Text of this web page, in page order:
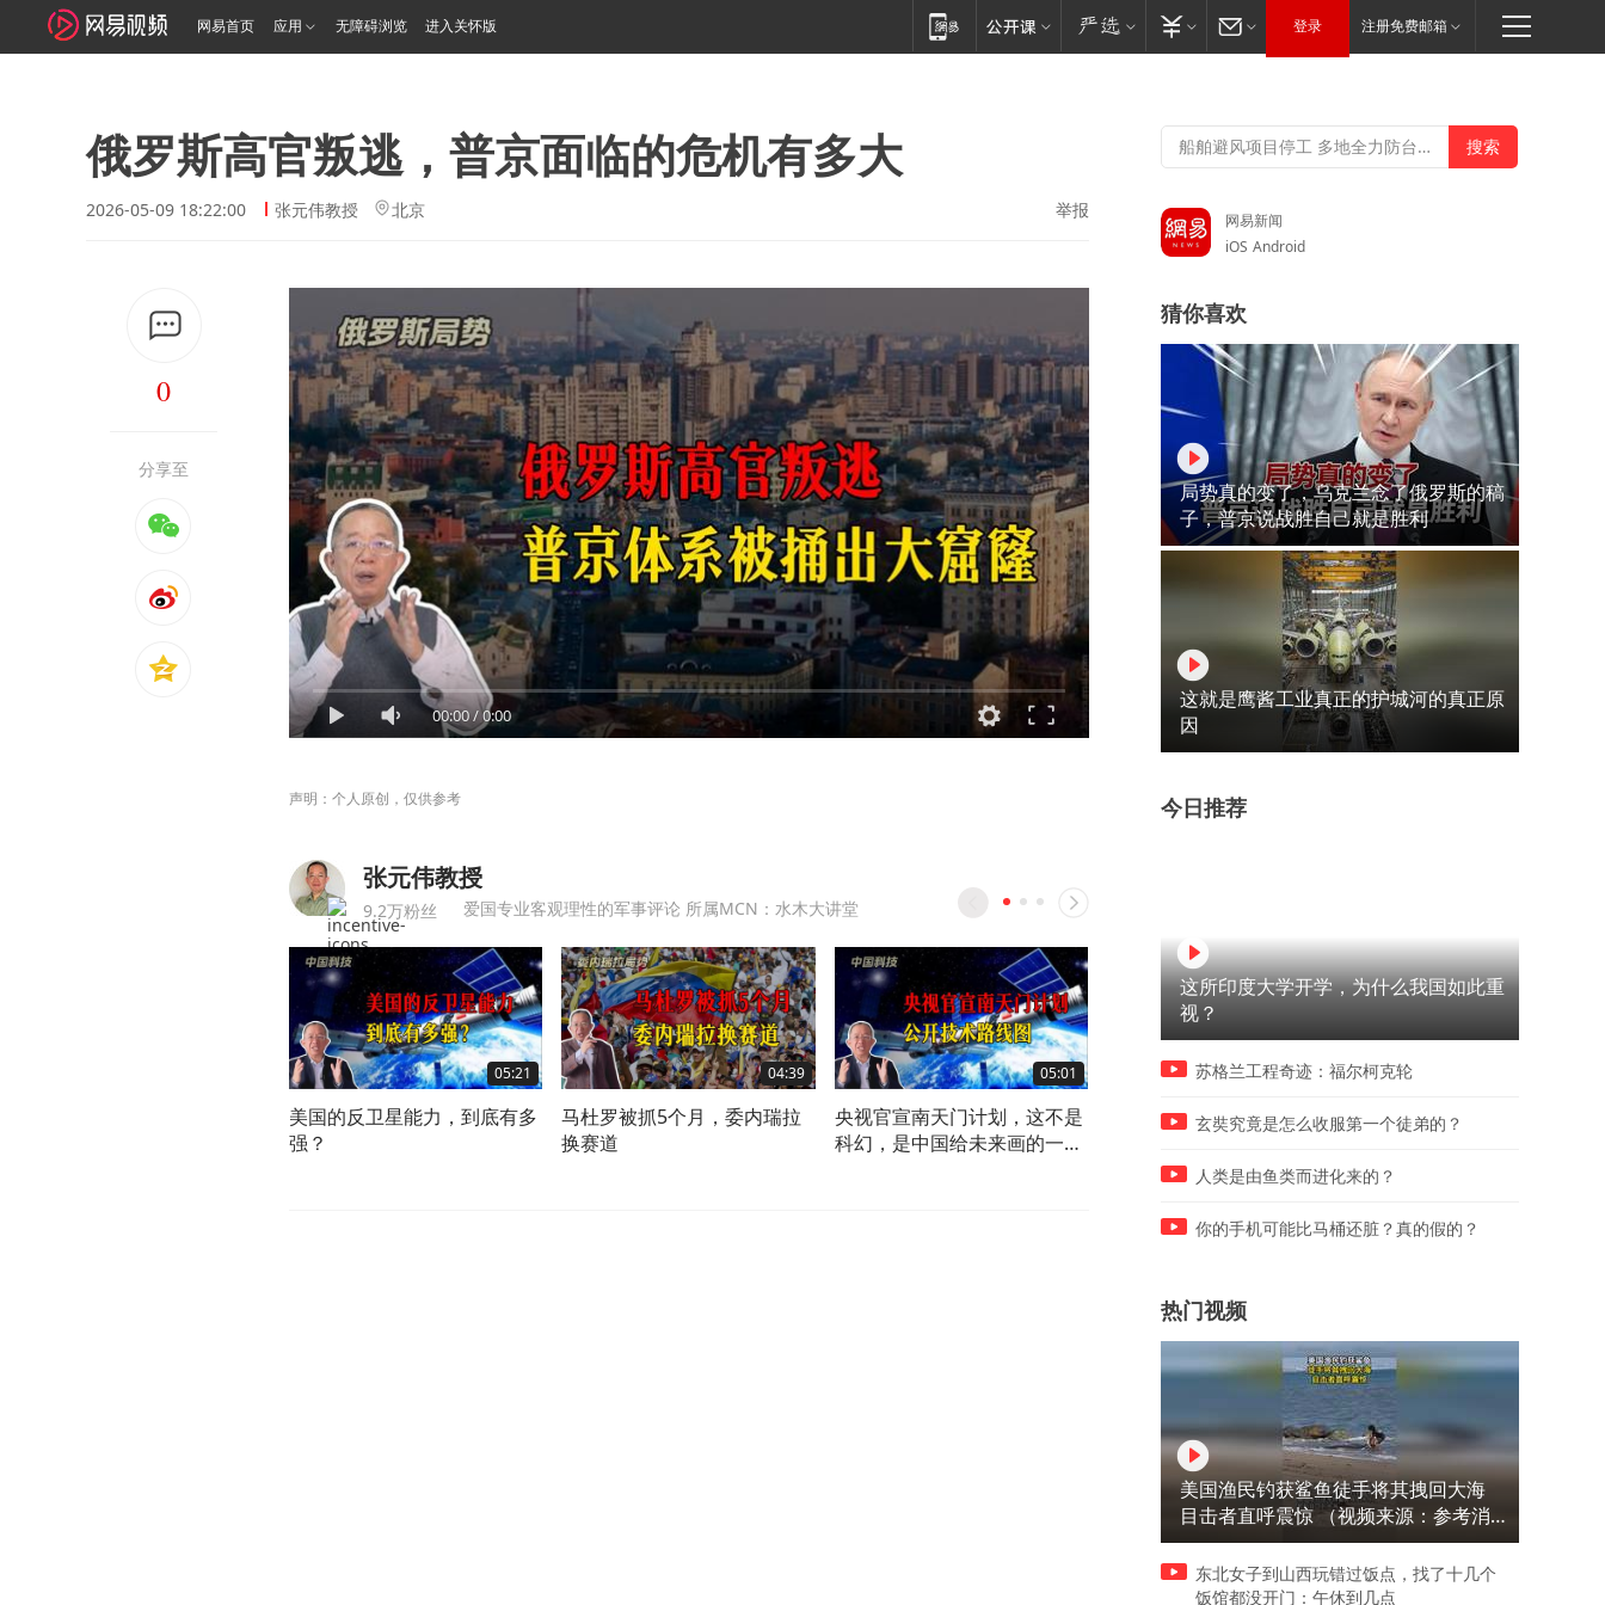
网易首页 应用 无障碍浏览 进入关怀版 登录 注册免费邮箱
俄罗斯高官叛逃，普京面临的危机有多大
2026-05-09 18:22:00 张元伟教授 北京 举报
0
分享至
00:00/0:00
声明：个人原创，仅供参考
张元伟教授
9.2万粉丝 爱国专业客观理性的军事评论 所属MCN：水木大讲堂
05:21
美国的反卫星能力，到底有多
强？
04:39
马杜罗被抓5个月，委内瑞拉
换赛道
05:01
央视官宣南天门计划，这不是
科幻，是中国给未来画的一张
05:21
郑丽文开启15天的访美，获取
俄罗斯威力最大的榛树导弹
网易新闻
iOS Android
猜你喜欢
局势真的变了，乌克兰念了俄罗斯的稿
子，普京说战胜自己就是胜利
这就是鹰酱工业真正的护城河的真正原
因
今日推荐
这所印度大学开学，为什么我国如此重
视？
苏格兰工程奇迹：福尔柯克轮
玄奘究竟是怎么收服第一个徒弟的？
人类是由鱼类而进化来的？
你的手机可能比马桶还脏？真的假的？
热门视频
美国渔民钓获鲨鱼徒手将其拽回大海
目击者直呼震惊 （视频来源：参考消
息）
东北女子到山西玩错过饭点，找了十几个
饭馆都没开门：午休到几点